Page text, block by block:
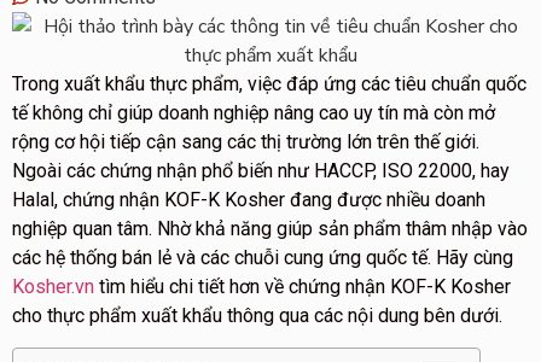
Trong xuất khẩu thực phẩm, việc đáp ứng các tiêu chuẩn quốc
tế không chỉ giúp doanh nghiệp nâng cao uy tín mà còn mở
rộng cơ hội tiếp cận sang các thị trường lớn trên thế giới.
Ngoài các chứng nhận phổ biến như HACCP, ISO 22000, hay
Halal, chứng nhận KOF-K Kosher đang được nhiều doanh
nghiệp quan tâm. Nhờ khả năng giúp sản phẩm thâm nhập vào
các hệ thống bán lẻ và các chuỗi cung ứng quốc tế. Hãy cùng
Kosher.vn tìm hiểu chi tiết hơn về chứng nhận KOF-K Kosher
cho thực phẩm xuất khẩu thông qua các nội dung bên dưới.